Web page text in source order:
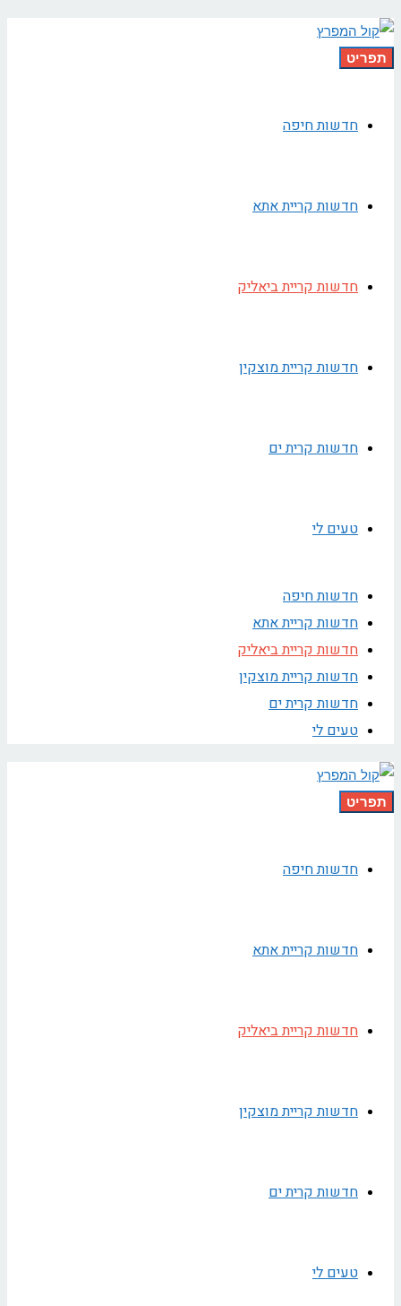
תפריט
חדשות חיפה
חדשות קריית אתא
חדשות קריית ביאליק
חדשות קריית מוצקין
חדשות קרית ים
טעים לי
חדשות חיפה
חדשות קריית אתא
חדשות קריית ביאליק
חדשות קריית מוצקין
חדשות קרית ים
טעים לי
תפריט
חדשות חיפה
חדשות קריית אתא
חדשות קריית ביאליק
חדשות קריית מוצקין
חדשות קרית ים
טעים לי